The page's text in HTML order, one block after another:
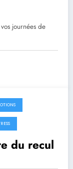
journées de
du recul